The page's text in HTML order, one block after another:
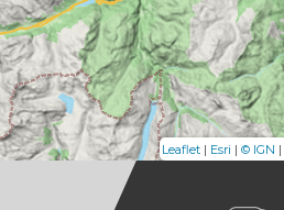
Leaflet | Esri | © IGN |